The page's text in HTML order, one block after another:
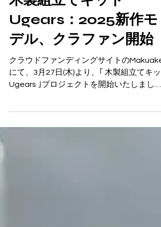
木製組立てキット
Ugears：2025新作モ
デル、クラファン開始
クラウドファンディングサイトのMakuake
にて、3月27日(木)より、｢ 木製組立てキッ
た。 【挑戦者求む！】木の歯車が織りなす